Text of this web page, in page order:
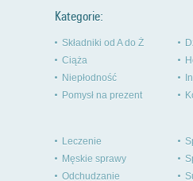
Kategorie:
Składniki od A do Ż
Ciąża
Niepłodność
Pomysł na prezent
Leczenie
Męskie sprawy
Odchudzanie